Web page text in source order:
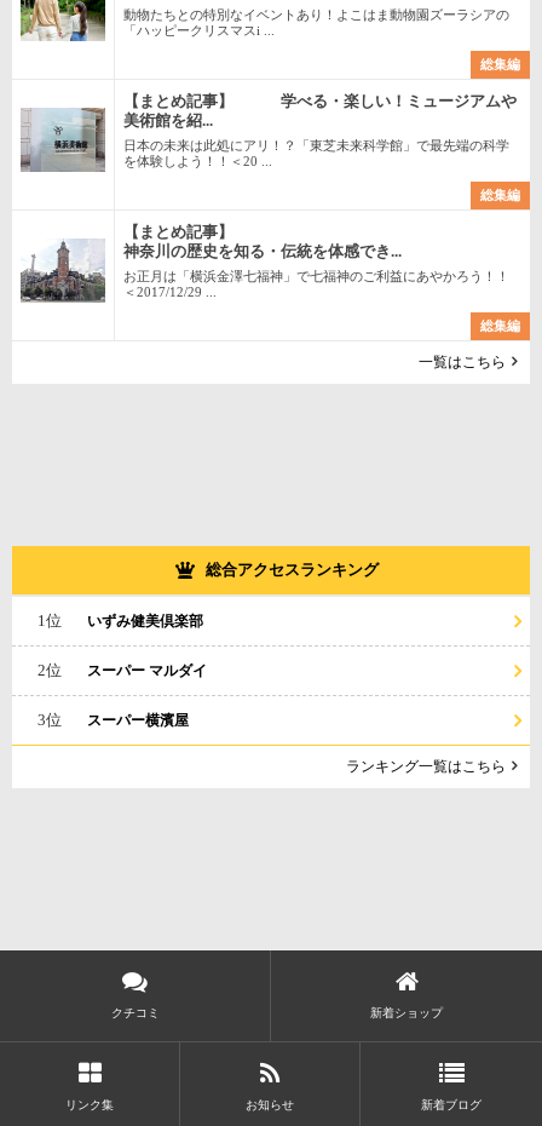
動物たちとの特別なイベントあり！よこはま動物園ズーラシアの
「ハッピークリスマスi ...
総集編
【まとめ記事】 学べる・楽しい！ミュージアムや
美術館を紹...
日本の未来は此処にアリ！？「東芝未来科学館」で最先端の科学
を体験しよう！！＜20 ...
総集編
【まとめ記事】
神奈川の歴史を知る・伝統を体感でき...
お正月は「横浜金澤七福神」で七福神のご利益にあやかろう！！
＜2017/12/29 ...
総集編
一覧はこちら
総合アクセスランキング
1位 いずみ健美倶楽部
2位 スーパー マルダイ
3位 スーパー横濱屋
ランキング一覧はこちら
クチコミ 新着ショップ
リンク集 お知らせ 新着ブログ